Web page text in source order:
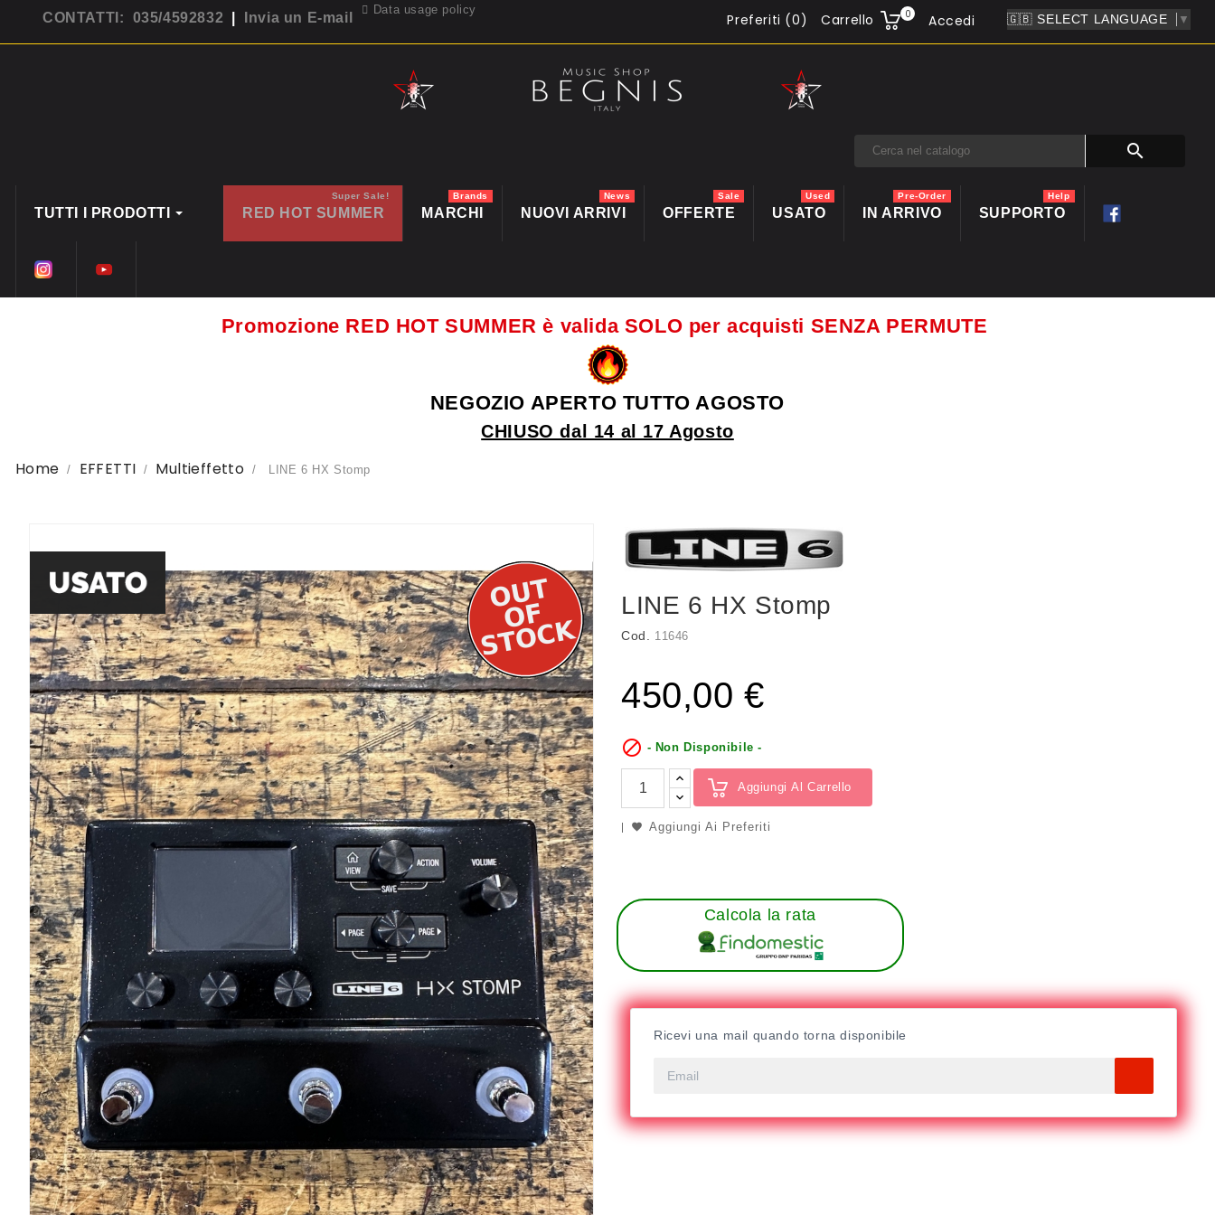
CONTATTI: 035/4592832 Invia un E-mail
Data usage policy
Preferiti (0) Carrello 0 ▼
Accedi

TUTTI I PRODOTTI RED HOT SUMMER
Super Sale!
MARCHI
Brands
NUOVI ARRIVI
News
OFFERTE
Sale
USATO
Used
IN ARRIVO
Pre-Order
SUPPORTO
Help
Promozione RED HOT SUMMER è valida SOLO per acquisti SENZA PERMUTE
NEGOZIO APERTO TUTTO AGOSTO
CHIUSO dal 14 al 17 Agosto
Home EFFETTI Multieffetto LINE 6 HX Stomp
LINE 6 HX Stomp
Cod. 11646
450,00 €
 - Non Disponibile -
Aggiungi Al Carrello
Aggiungi Ai Preferiti
Calcola la rata
Ricevi una mail quando torna disponibile